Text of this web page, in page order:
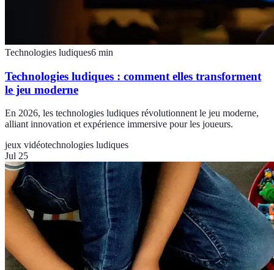
Technologies ludiques6 min
Technologies ludiques : comment elles transforment
le jeu moderne
En 2026, les technologies ludiques révolutionnent le jeu moderne,
alliant innovation et expérience immersive pour les joueurs.
jeux vidéotechnologies ludiques
Jul 25